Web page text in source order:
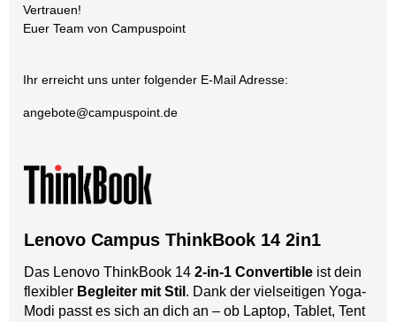
Vertrauen!
Euer Team von Campuspoint
Ihr erreicht uns unter folgender E-Mail Adresse:
angebote@campuspoint.de
Lenovo Campus ThinkBook 14 2in1
Das Lenovo ThinkBook 142-in-1 Convertible ist dein
flexibler Begleiter mit Stil . Dank der vielseitigen Yoga-
Modi passt es sich an dich an – ob Laptop, Tablet, Tent